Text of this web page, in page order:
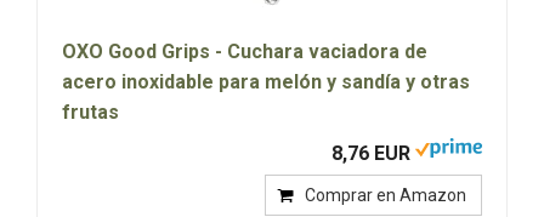
OXO Good Grips - Cuchara vaciadora de
acero inoxidable para melón y sandía y otras
frutas
8,76 EUR
Comprar en Amazon